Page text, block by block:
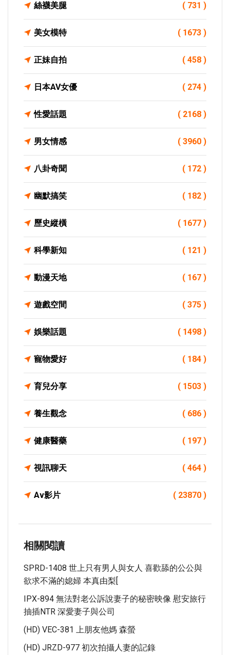
絲襪美腿 ( 731 )
美女模特 ( 1673 )
正妹自拍 ( 458 )
日本AV女優 ( 274 )
性愛話題 ( 2168 )
男女情感 ( 3960 )
八卦奇聞 ( 172 )
幽默搞笑 ( 182 )
歷史縱橫 ( 1677 )
科學新知 ( 121 )
動漫天地 ( 167 )
遊戲空間 ( 375 )
娛樂話題 ( 1498 )
寵物愛好 ( 184 )
育兒分享 ( 1503 )
養生觀念 ( 686 )
健康醫藥 ( 197 )
視訊聊天 ( 464 )
Av影片 ( 23870 )
相關閱讀
SPRD-1408 世上只有男人與女人 喜歡舔的公公與
欲求不滿的媳婦 本真由梨[
IPX-894 無法對老公訴說妻子的秘密映像 慰安旅行
抽插NTR 深愛妻子與公司
(HD) VEC-381 上朋友他媽 森螢
(HD) JRZD-977 初次拍攝人妻的記錄